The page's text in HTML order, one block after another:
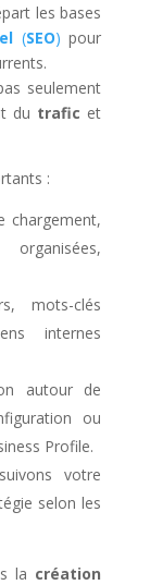
les bases
(SEO) pour
seulement
du trafic et
:
chargement,
mots-clés
internes
autour de
ou
Profile.
votre
selon les
la création